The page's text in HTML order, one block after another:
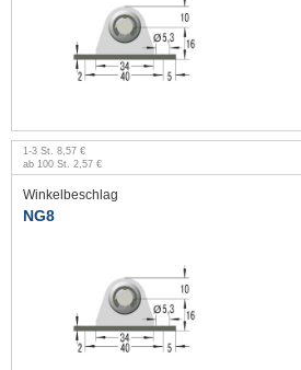
1 -3 St. 8,57 €
ab 100 St. 2,57 €
Winkelbeschlag
NG8